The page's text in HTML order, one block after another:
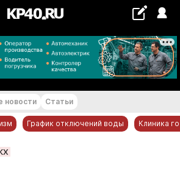
+25...+26 °С
новости Статьи
График отключений воды Клиника